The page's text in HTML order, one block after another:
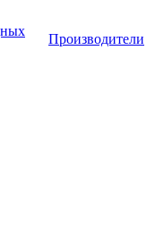
Производители